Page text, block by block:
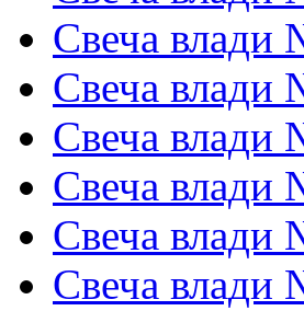
Свеча влади
Свеча влади
Свеча влади
Свеча влади
Свеча влади
Свеча влади